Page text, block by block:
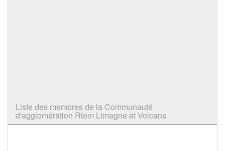
Liste des membres de la Communauté
d'agglomération Riom Limagne et Volcans